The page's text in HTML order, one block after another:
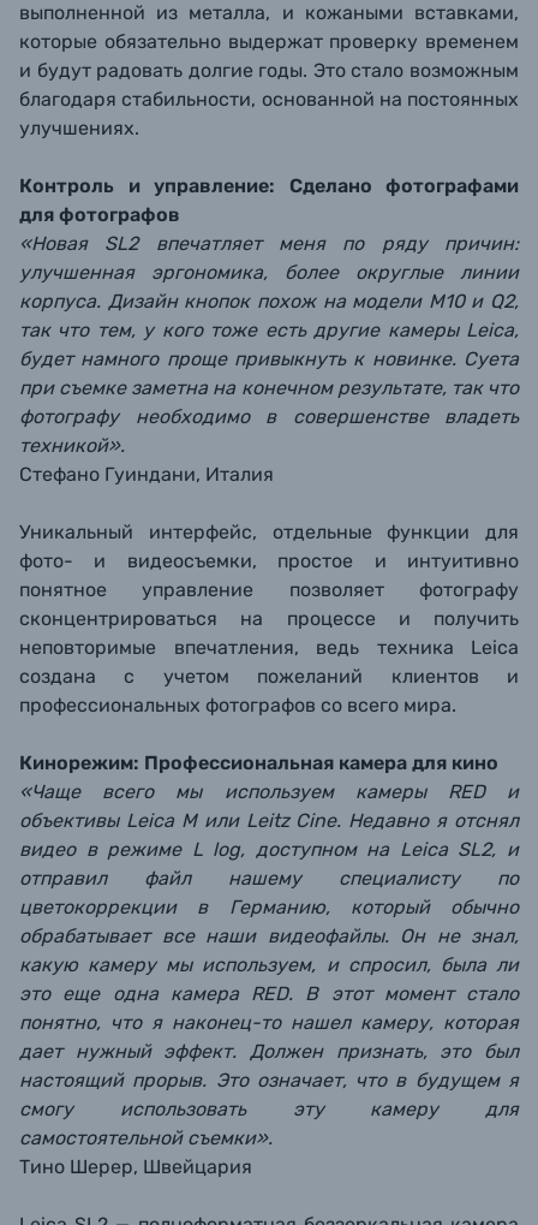
выполненной из металла, и кожаными вставками,
которые обязательно выдержат проверку временем
и будут радовать долгие годы. Это стало возможным
благодаря стабильности, основанной на постоянных
улучшениях.
Контроль и управление: Сделано фотографами
для фотографов
«Новая SL2 впечатляет меня по ряду причин:
улучшенная эргономика, более округлые линии
корпуса. Дизайн кнопок похож на модели M10 и Q2,
так что тем, у кого тоже есть другие камеры Leica,
будет намного проще привыкнуть к новинке. Суета
при съемке заметна на конечном результате, так что
фотографу необходимо в совершенстве владеть
техникой».
Стефано Гуиндани, Италия
Уникальный интерфейс, отдельные функции для
фото- и видеосъемки, простое и интуитивно
понятное управление позволяет фотографу
сконцентрироваться на процессе и получить
неповторимые впечатления, ведь техника Leica
создана с учетом пожеланий клиентов и
профессиональных фотографов со всего мира.
Кинорежим: Профессиональная камера для кино
«Чаще всего мы используем камеры RED и
объективы Leica M или Leitz Cine. Недавно я отснял
видео в режиме L log, доступном на Leica SL2, и
отправил файл нашему специалисту по
цветокоррекции в Германию, который обычно
обрабатывает все наши видеофайлы. Он не знал,
какую камеру мы используем, и спросил, была ли
это еще одна камера RED. В этот момент стало
понятно, что я наконец-то нашел камеру, которая
дает нужный эффект. Должен признать, это был
настоящий прорыв. Это означает, что в будущем я
смогу использовать эту камеру для
самостоятельной съемки».
Тино Шерер, Швейцария